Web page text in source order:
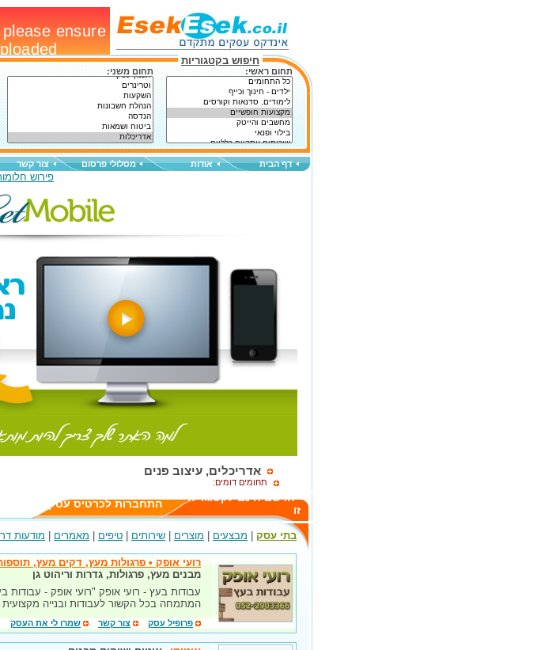
חיפוש בקטגוריות
תחום ראשי: תחום משני:
דף הבית אודות מסלולי פרסום צור קשר
פירוש
אדריכלים, עיצוב פנים
תחומים דומים:
הרשם חינם לקטגוריה
זו
התחברות לכרטיס עסק
בתי עסק מבצעים מוצרים שירותים טיפים מאמרים מודעות
רועי אופק • פרגולות מעץ, דקים מעץ,
מבנים מעץ, פרגולות, גדרות וריהוט גן
עבודות בעץ - רועי אופק "רועי אופק - עבודות
המתמחה בכל הקשור לעבודות ובנייה
פרופיל עסק צור קשר שמרו לי את העסק